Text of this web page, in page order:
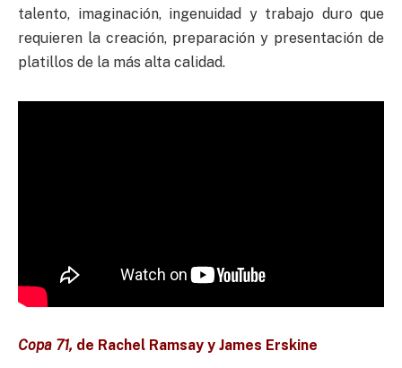
talento, imaginación, ingenuidad y trabajo duro que
requieren la creación, preparación y presentación de
platillos de la más alta calidad.
Copa 71, de Rachel Ramsay y James Erskine